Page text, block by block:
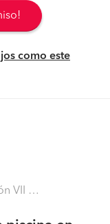
como este